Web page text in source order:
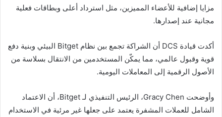
مزايا إضافية للأعضاء المميزين، مثل استرداد أعلى وبطاقات فعلية
مجانية عند إصدارها.
أكدت قيادة DCS أن الشراكة تجمع بين نظام Bitget البيئي وبنية دفع
قوية وقبول عالمي، مما يمكّن المستخدمين من الانتقال بسلاسة من
الأصول الرقمية إلى المعاملات اليومية.
وأوضحت Gracy Chen، الرئيس التنفيذي لـ Bitget، أن الاعتماد
الشامل للعملات المشفرة يعتمد على جعلها غير مرئية في الاستخدام